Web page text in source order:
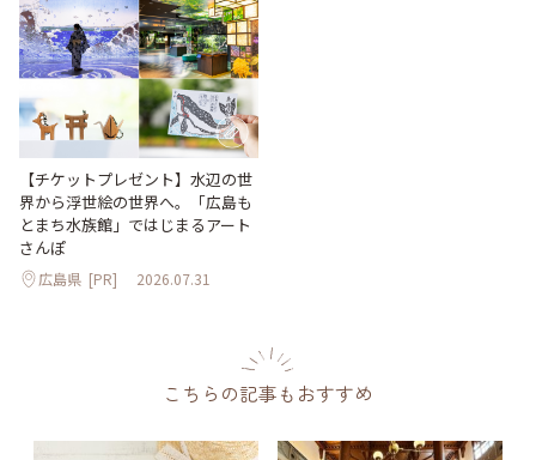
【チケットプレゼント】水辺の世
界から浮世絵の世界へ。「広島も
とまち水族館」ではじまるアート
さんぽ
広島県 [PR] 2026.07.31
こちらの記事もおすすめ